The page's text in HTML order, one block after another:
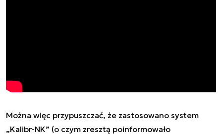
Można więc przypuszczać, że zastosowano system
„Kalibr-NK” (o czym zresztą poinformowało